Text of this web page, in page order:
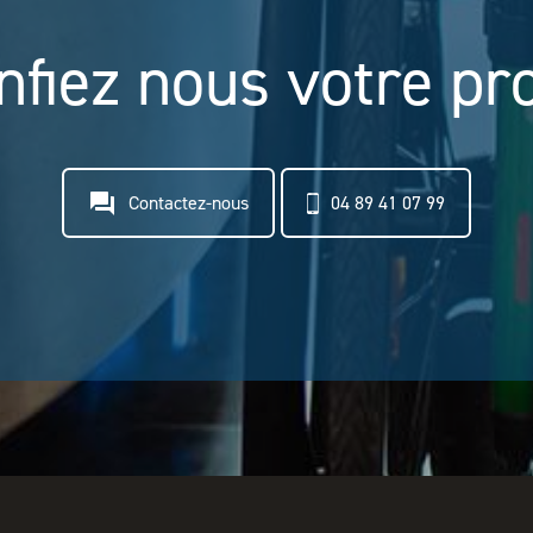
nous votre
question_answer Contactez-nous 04 89 41 07 99